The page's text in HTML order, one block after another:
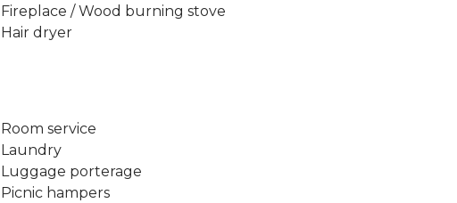
Fireplace / Wood burning stove
Hair dryer
Room service
Laundry
Luggage porterage
Picnic hampers